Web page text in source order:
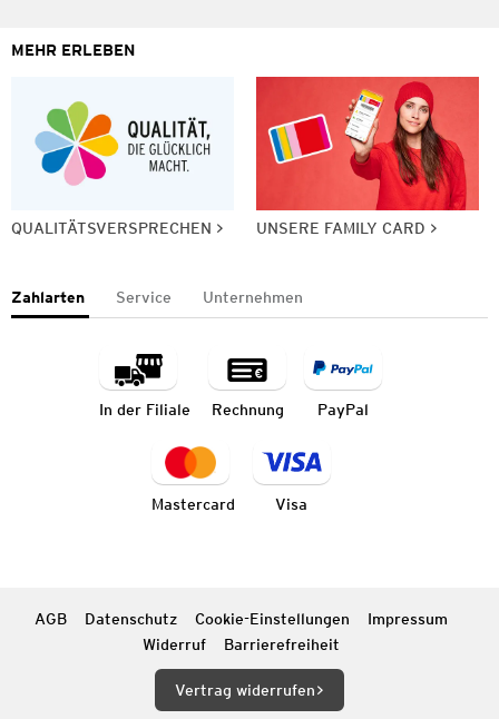
MEHR ERLEBEN
QUALITÄTSVERSPRECHEN UNSERE FAMILY CARD
Zahlarten Service Unternehmen
In der Filiale Rechnung PayPal
Mastercard Visa
AGB Datenschutz Cookie-Einstellungen
Impressum
Widerruf
Barrierefreiheit
Vertrag widerrufen